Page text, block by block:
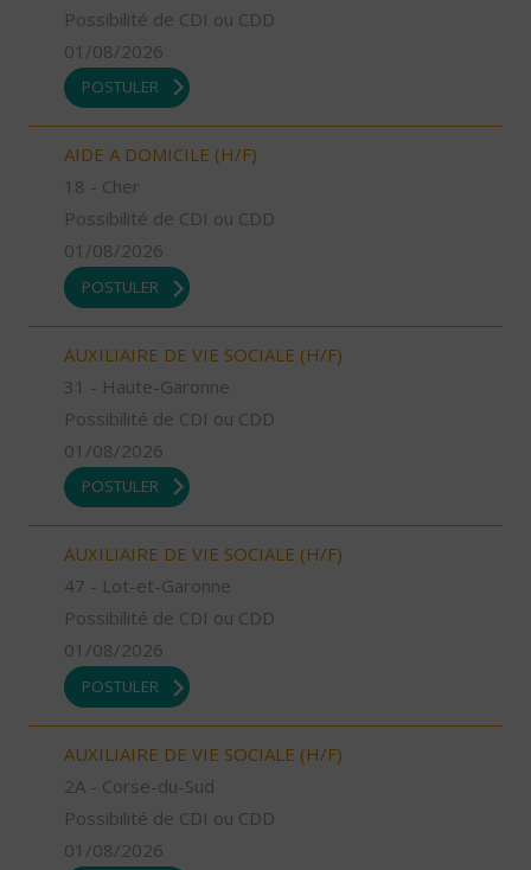
Possibilité de CDI ou CDD
01/08/2026
POSTULER
AIDE A DOMICILE (H/F)
18 - Cher
Possibilité de CDI ou CDD
01/08/2026
POSTULER
AUXILIAIRE DE VIE SOCIALE (H/F)
31 - Haute-Garonne
Possibilité de CDI ou CDD
01/08/2026
POSTULER
AUXILIAIRE DE VIE SOCIALE (H/F)
47 - Lot-et-Garonne
Possibilité de CDI ou CDD
01/08/2026
POSTULER
AUXILIAIRE DE VIE SOCIALE (H/F)
2A - Corse-du-Sud
Possibilité de CDI ou CDD
01/08/2026